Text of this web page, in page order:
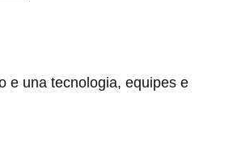
e una tecnologia, equipes e